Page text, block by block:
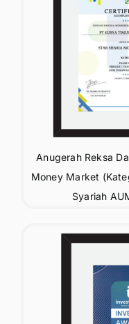
Anugerah Reksa
Money Market
Syariah